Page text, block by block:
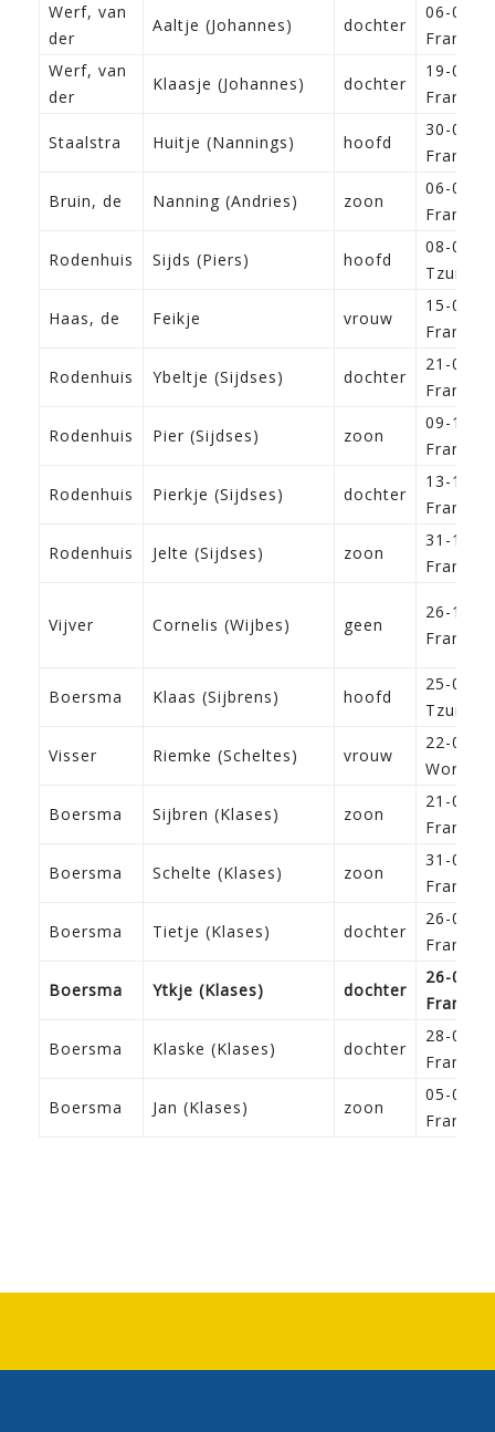
Werf, van
der
Aaltje (Johannes) dochter
06-09-
Werf, van
der
Klaasje (Johannes) dochter
19-03-
Staalstra Huitje (Nannings) hoofd
30-06-
Bruin, de Nanning (Andries) zoon
06-01-
Rodenhuis Sijds (Piers) hoofd
08-08-
Tzum
Haas, de Feikje vrouw
15-02-
Rodenhuis Ybeltje (Sijdses) dochter
21-05-
Rodenhuis Pier (Sijdses) zoon
09-12-
Rodenhuis Pierkje (Sijdses) dochter
13-11-
Rodenhuis Jelte (Sijdses) zoon
31-10-
Vijver Cornelis (Wijbes) geen
26-11-
Boersma Klaas (Sijbrens) hoofd
25-01-
Tzum
Visser Riemke (Scheltes) vrouw
22-03-
Workum
Boersma Sijbren (Klases) zoon
21-08-
Boersma Schelte (Klases) zoon
31-01-
Boersma Tietje (Klases) dochter
26-06-
Boersma Ytkje (Klases) dochter
26-02-
Boersma Klaske (Klases) dochter
28-05-
Boersma Jan (Klases) zoon
05-06-